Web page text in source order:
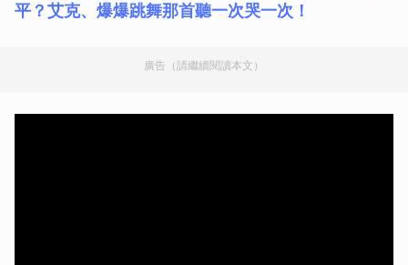
平？艾克、爆爆跳舞那首聽一次哭一次！
廣告（請繼續閱讀本文）